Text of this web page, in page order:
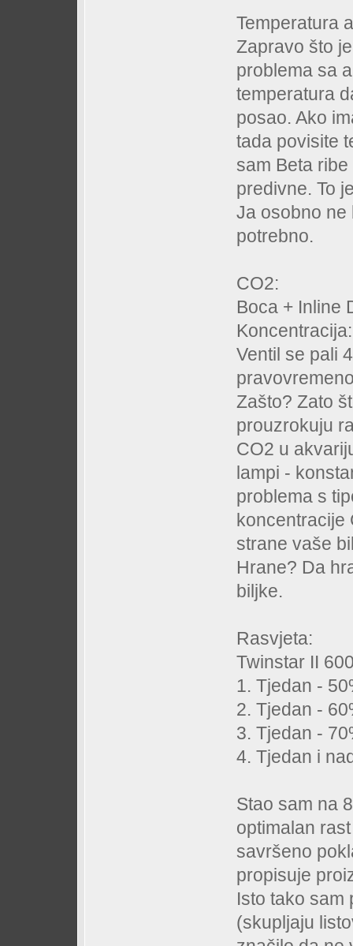
Temperatura
Zapravo što
problema sa
temperatura
posao. Ako
tada povisite
sam Beta
predivne. To
Ja osobno ne
potrebno.
CO2:
Boca + Inline
Ventil se pali
Zašto? Zato
prouzrokuju
CO2 u
lampi -
problema s
koncentracije
strane vaše
Hrane? Da
biljke.
Rasvjeta:
Twinstar II
1. Tjedan -
2. Tjedan -
3. Tjedan -
4. Tjedan i
Stao sam na
optimalan
savršeno
propisuje
Isto tako sam
(skupljaju